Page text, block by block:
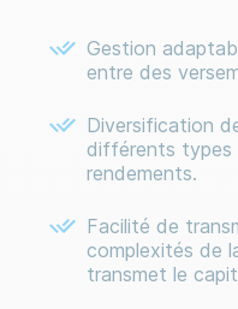
Gestion
entre des
Diversification
différents types
rendements.
Facilité de
complexités de
transmet le